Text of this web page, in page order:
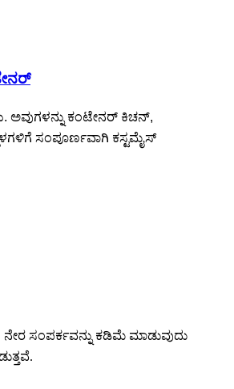
ಅವುಗಳನ್ನು ಕಂಟೇನರ್ ಕಿಚನ್,
ಸಂಪೂರ್ಣವಾಗಿ ಕಸ್ಟಮೈಸ್
ಸಂಪರ್ಕವನ್ನು ಕಡಿಮೆ ಮಾಡುವುದು